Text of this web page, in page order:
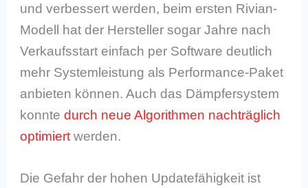
und verbessert werden, beim ersten Rivian-
Modell hat der Hersteller sogar Jahre nach
Verkaufsstart einfach per Software deutlich
mehr Systemleistung als Performance-Paket
anbieten können. Auch das Dämpfersystem
konntedurch neue Algorithmen nachträglich
optimiert werden.
Die Gefahr der hohen Updatefähigkeit ist